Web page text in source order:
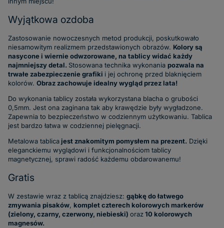
Wyjątkowa ozdoba
Zastosowanie nowoczesnych metod produkcji, poskutkowało
niesamowitym realizmem przedstawionych obrazów. Kolory są
nasycone i wiernie odwzorowane, na tablicy widać każdy
najmniejszy detal. Stosowana technika wykonania pozwala na
trwałe zabezpieczenie grafiki i jej ochronę przed blaknięciem
kolorów. Obraz zachowuje idealny wygląd przez lata!
Do wykonania tablicy została wykorzystana blacha o grubości
0,5mm. Jest ona zaginana tak aby krawędzie były wygładzone.
Zapewnia to bezpieczeństwo w codziennym użytkowaniu. Tablica
jest bardzo łatwa w codziennej pielęgnacji.
Metalowa tablicajest znakomitym pomysłem na prezent. Dzięki
eleganckiemu wyglądowi i funkcjonalnościom tablicy
magnetycznej, sprawi radość każdemu obdarowanemu!
Gratis
W zestawie wraz z tablicą znajdziesz: gąbkę do łatwego
zmywania pisaków, komplet czterech kolorowych markerów
(zielony, czarny, czerwony, niebieski) oraz10 kolorowych
magnesów.